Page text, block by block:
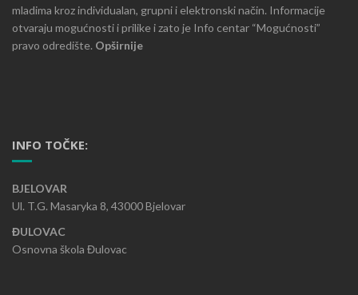
mladima kroz individualan, grupni i elektronski način. Informacije
otvaraju mogućnosti i prilike i zato je Info centar “Mogućnosti”
pravo odredište. Opširnije
INFO TOČKE:
BJELOVAR
Ul. T.G. Masaryka 8, 43000 Bjelovar
ĐULOVAC
Osnovna škola Đulovac